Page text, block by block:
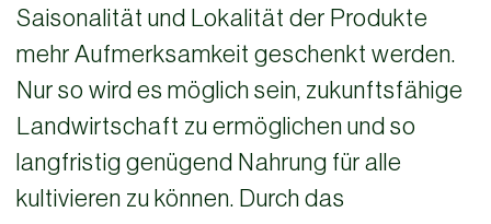
Saisonalität und Lokalität der Produkte
mehr Aufmerksamkeit geschenkt werden.
Nur so wird es möglich sein, zukunftsfähige
Landwirtschaft zu ermöglichen und so
langfristig genügend Nahrung für alle
kultivieren zu können. Durch das